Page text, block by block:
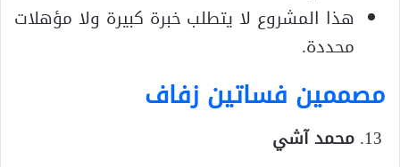
هذا المشروع لا يتطلب خبرة كبيرة ولا مؤهلات
محددة.
مصممين فساتين زفاف
محمد آشي